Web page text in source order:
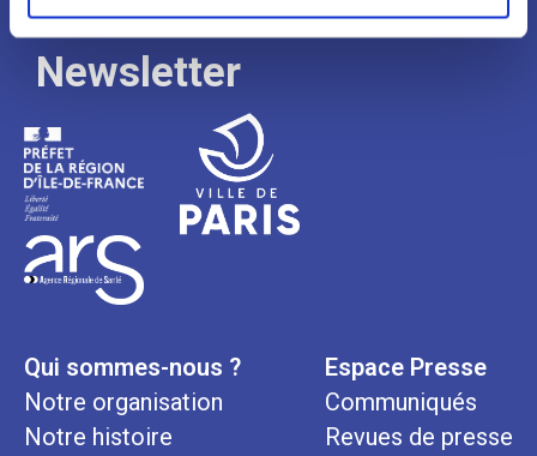
Newsletter
Qui sommes-nous ?
Notre organisation
Notre histoire
Espace Presse
Communiqués
Revues de presse